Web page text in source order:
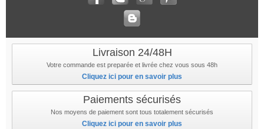
Livraison 24/48H
Votre commande est preparée et livrée chez vous sous 48h
Cliquez ici pour en savoir plus
Paiements sécurisés
Nos moyens de paiement sont tous totalement sécurisés
Cliquez ici pour en savoir plus